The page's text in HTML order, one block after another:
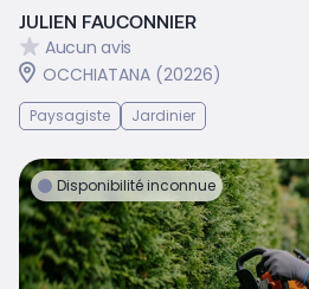
JULIEN FAUCONNIER
Aucun avis
OCCHIATANA (20226)
Paysagiste Jardinier
Disponibilité inconnue